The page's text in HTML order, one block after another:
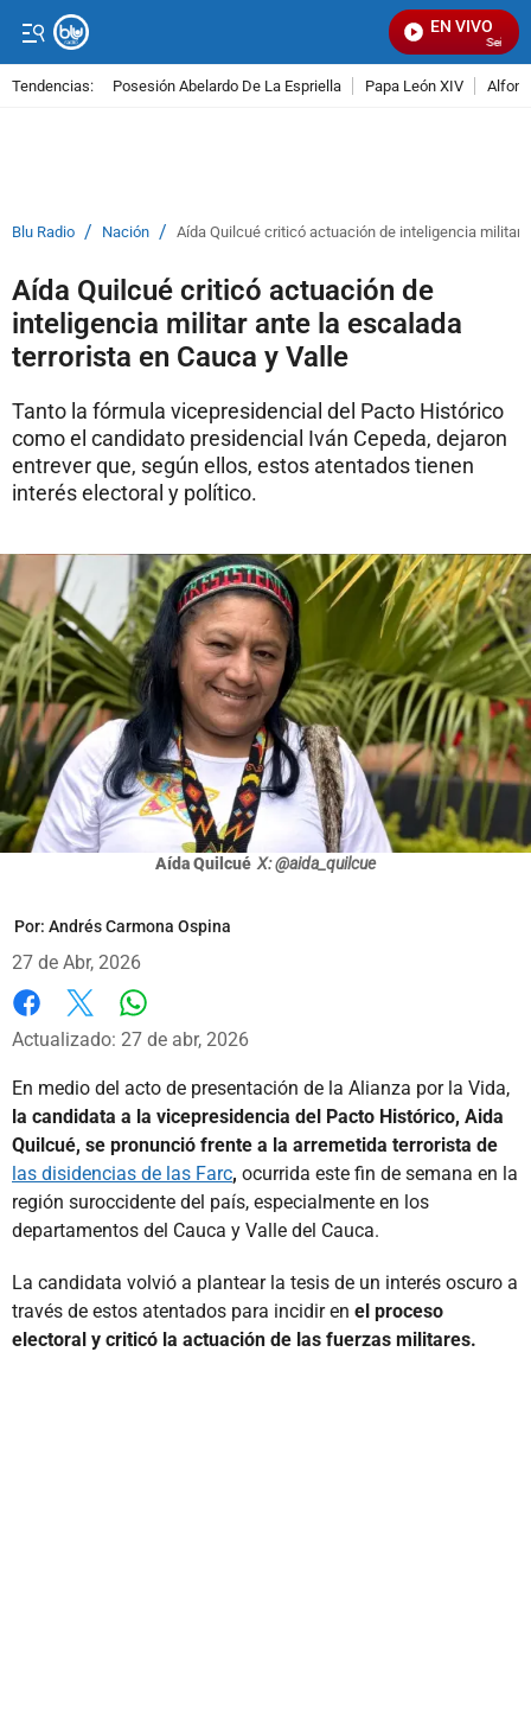
EN VIVO
Señal
Tendencias: Posesión Abelardo De La Espriella Papa León XIV
Blu Radio / Nación / Aída Quilcué criticó actuación de inteligencia militar
Aída Quilcué criticó actuación de
inteligencia militar ante la escalada
terrorista en Cauca y Valle
Tanto la fórmula vicepresidencial del Pacto Histórico
como el candidato presidencial Iván Cepeda, dejaron
entrever que, según ellos, estos atentados tienen
interés electoral y político.
Aída Quilcué X: @aida_quilcue
Por: Andrés Carmona Ospina
27 de Abr, 2026
Facebook
X
Actualizado: 27 de abr, 2026
En medio del acto de presentación de la Alianza por la Vida,
la candidata a la vicepresidencia del Pacto Histórico, Aida
Quilcué, se pronunció frente a la arremetida terrorista de
las disidencias de las Farc, ocurrida este fin de semana en la
región suroccidente del país, especialmente en los
departamentos del Cauca y Valle del Cauca.
La candidata volvió a plantear la tesis de un interés oscuro a
través de estos atentados para incidir en el proceso
electoral y criticó la actuación de las fuerzas militares.